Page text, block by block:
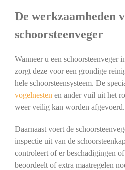
De werkzaamheden
schoorsteenveger
Wanneer u een schoorsteenveger
zorgt deze voor een grondige
hele schoorsteensysteem. De
vogelnesten en ander vuil uit het
weer veilig kan worden afgevoerd.
Daarnaast voert de
inspectie uit van de
controleert of er beschadigingen
beoordeelt of extra maatregelen